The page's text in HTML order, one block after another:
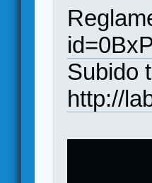
Subido
http://